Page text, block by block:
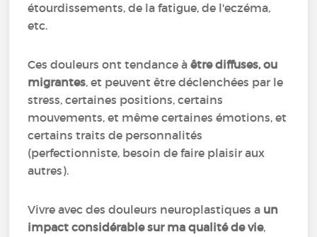
étourdissements, de la fatigue, de l'eczéma,
etc.
Ces douleurs ont tendance àêtre diffuses, ou
migrantes, et peuvent être déclenchées par le
stress, certaines positions, certains
mouvements, et même certaines émotions, et
certains traits de personnalités
(perfectionniste, besoin de faire plaisir aux
autres).
Vivre avec des douleurs neuroplastiques a un
impact considérable sur ma qualité de vie,